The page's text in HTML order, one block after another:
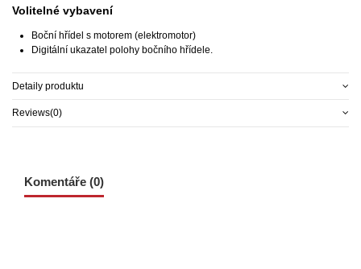
Volitelné vybavení
Boční hřídel s motorem (elektromotor)
Digitální ukazatel polohy bočního hřídele.
Detaily produktu
Reviews(0)
Komentáře (0)